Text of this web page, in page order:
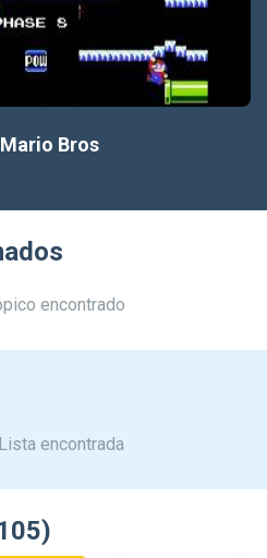
Bros
encontrado
encontrada